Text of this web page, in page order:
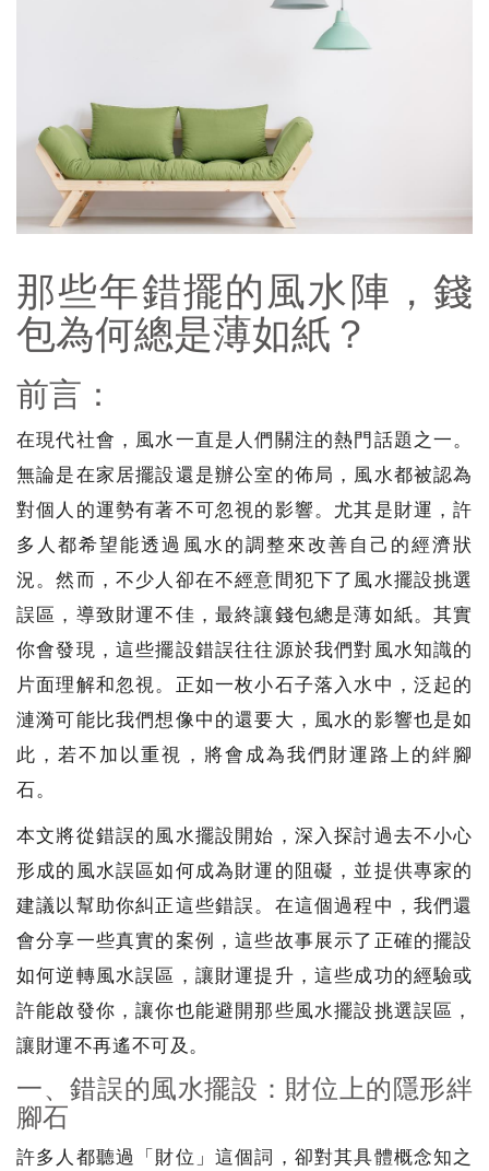
那些年錯擺的風水陣，錢
包為何總是薄如紙？
前言：
在現代社會，風水一直是人們關注的熱門話題之一。
無論是在家居擺設還是辦公室的佈局，風水都被認為
對個人的運勢有著不可忽視的影響。尤其是財運，許
多人都希望能透過風水的調整來改善自己的經濟狀
況。然而，不少人卻在不經意間犯下了風水擺設挑選
誤區，導致財運不佳，最終讓錢包總是薄如紙。其實
你會發現，這些擺設錯誤往往源於我們對風水知識的
片面理解和忽視。正如一枚小石子落入水中，泛起的
漣漪可能比我們想像中的還要大，風水的影響也是如
此，若不加以重視，將會成為我們財運路上的絆腳
石。
本文將從錯誤的風水擺設開始，深入探討過去不小心
形成的風水誤區如何成為財運的阻礙，並提供專家的
建議以幫助你糾正這些錯誤。在這個過程中，我們還
會分享一些真實的案例，這些故事展示了正確的擺設
如何逆轉風水誤區，讓財運提升，這些成功的經驗或
許能啟發你，讓你也能避開那些風水擺設挑選誤區，
讓財運不再遙不可及。
一、錯誤的風水擺設：財位上的隱形絆
腳石
許多人都聽過「財位」這個詞，卻對其具體概念知之